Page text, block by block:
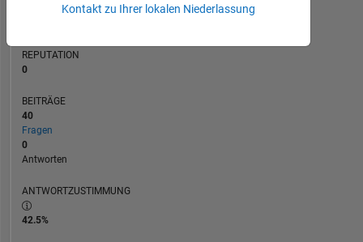
REPUTATION
0
BEITRÄGE
40
Fragen
0
Antworten
ANTWORTZUSTIMMUNG
42.5%
Kontakt zu Ihrer lokalen Niederlassung